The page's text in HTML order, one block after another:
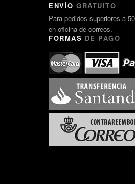
ENVÍO GRATUITO
Para pedidos superiores a
en oficina de correos.
FORMAS DE PAGO